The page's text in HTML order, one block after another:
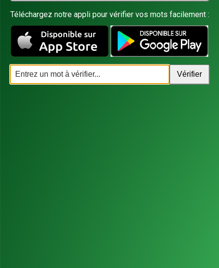
Téléchargez notre appli pour vérifier vos mots facilement :